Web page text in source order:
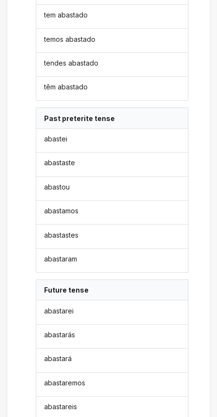
tem abastado
temos abastado
tendes abastado
têm abastado
Past preterite tense
abastei
abastaste
abastou
abastamos
abastastes
abastaram
Future tense
abastarei
abastarás
abastará
abastaremos
abastareis